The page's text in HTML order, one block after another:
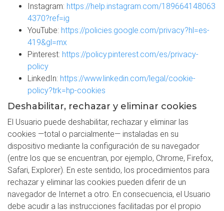
Instagram: https://help.instagram.com/189664148063
4370?ref=ig
YouTube: https://policies.google.com/privacy?hl=es-
419&gl=mx
Pinterest: https://policy.pinterest.com/es/privacy-
policy
LinkedIn: https://www.linkedin.com/legal/cookie-
policy?trk=hp-cookies
Deshabilitar, rechazar y eliminar cookies
El Usuario puede deshabilitar, rechazar y eliminar las
cookies —total o parcialmente— instaladas en su
dispositivo mediante la configuración de su navegador
(entre los que se encuentran, por ejemplo, Chrome, Firefox,
Safari, Explorer). En este sentido, los procedimientos para
rechazar y eliminar las cookies pueden diferir de un
navegador de Internet a otro. En consecuencia, el Usuario
debe acudir a las instrucciones facilitadas por el propio